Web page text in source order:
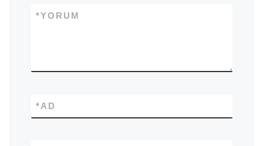
YORUM
*
AD
*